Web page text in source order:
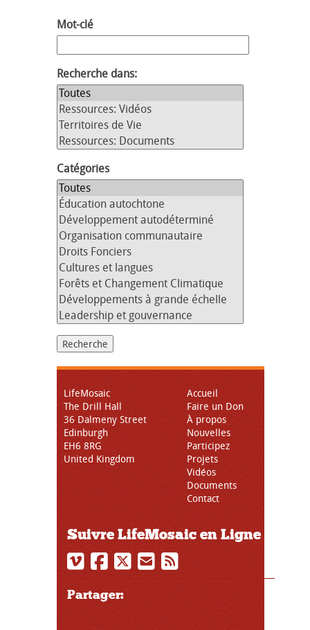
Mot-clé
Recherche dans:
Catégories
LifeMosaic
The Drill Hall
36 Dalmeny Street
Edinburgh
EH6 8RG
United Kingdom
Accueil
Faire un Don
À propos
Nouvelles
Participez
Projets
Vidéos
Documents
Contact
Suivre LifeMosaic en Ligne
Partager: